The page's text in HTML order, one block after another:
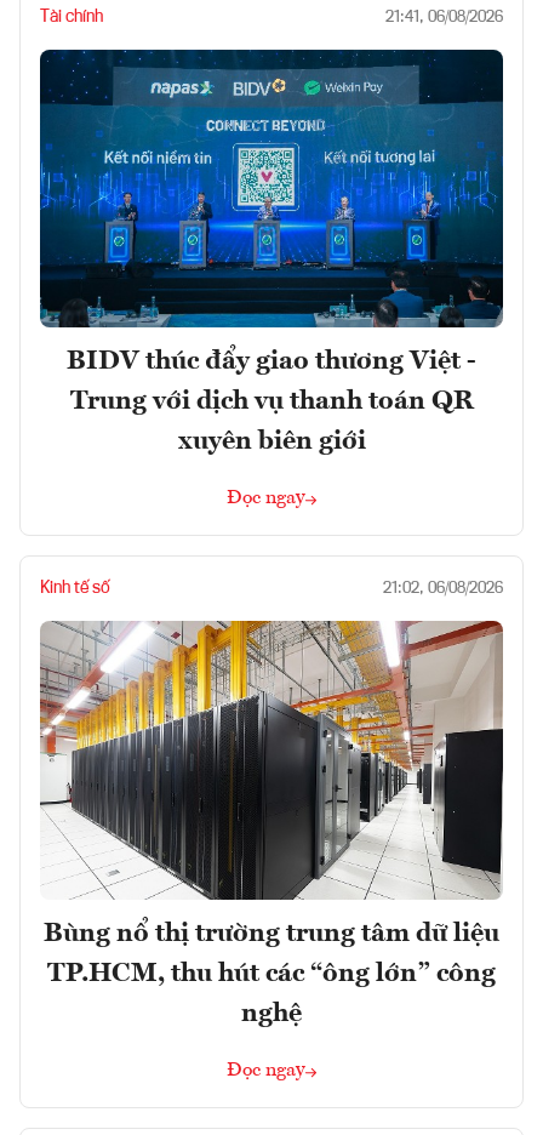
Tài chính 21:41, 06/08/2026
BIDV thúc đẩy giao thương Việt -
Trung với dịch vụ thanh toán QR
xuyên biên giới
Đọc ngay
Kinh tế số 21:02, 06/08/2026
Bùng nổ thị trường trung tâm dữ liệu
TP.HCM, thu hút các “ông lớn” công
nghệ
Đọc ngay